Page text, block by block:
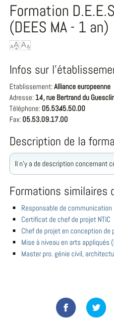
Formation
(DEES MA - 1 an)
Infos sur
Etablissement:Alliance europeenne
Adresse: 14, rue Bertrand du
Téléphone: 05.53.45.50.00
Fax: 05.53.09.17.00
Description de la
Il n'y a de description concernant
Formations similaires
Responsable de communication
Certificat de chef de projet NTIC
Chef de projet en conception
Mise à niveau en arts appliqués
Master pro. génie civil,